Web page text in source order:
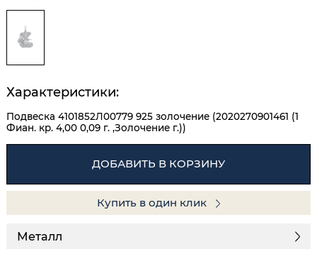
Характеристики:
Подвеска 4101852Л00779 925 золочение (2020270901461 (1
Фиан. кр. 4,00 0,09 г. ,Золочение г.))
ДОБАВИТЬ В КОРЗИНУ
Купить в один клик
Металл